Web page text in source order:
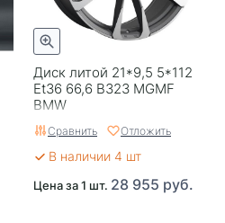
Диск литой 21*9,5 5*112
Et36 66,6 B323 MGMF
BMW
Сравнить Отложить
В наличии 4 шт
Цена за 1 шт. 28 955 руб.